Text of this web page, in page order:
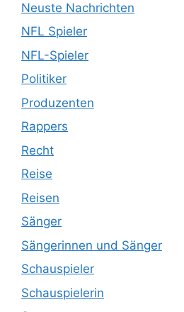
Neuste Nachrichten
NFL Spieler
NFL-Spieler
Politiker
Produzenten
Rappers
Recht
Reise
Reisen
Sänger
Sängerinnen und Sänger
Schauspieler
Schauspielerin